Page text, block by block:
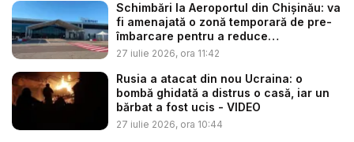
Schimbări la Aeroportul din Chișinău: va
fi amenajată o zonă temporară de pre-
îmbarcare pentru a reduce
aglomerația...
27 iulie 2026, ora 11:42
Rusia a atacat din nou Ucraina: o
bombă ghidată a distrus o casă, iar un
bărbat a fost ucis - VIDEO
27 iulie 2026, ora 10:44